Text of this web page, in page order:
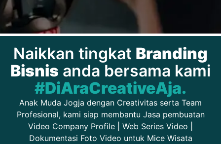
Naikkan tingkat Branding
Bisnis anda bersama kami
#DiAraCreativeAja.
Anak Muda Jogja dengan Creativitas serta Team
Profesional, kami siap membantu Jasa pembuatan
Video Company Profile | Web Series Video |
Dokumentasi Foto Video untuk Mice Wisata